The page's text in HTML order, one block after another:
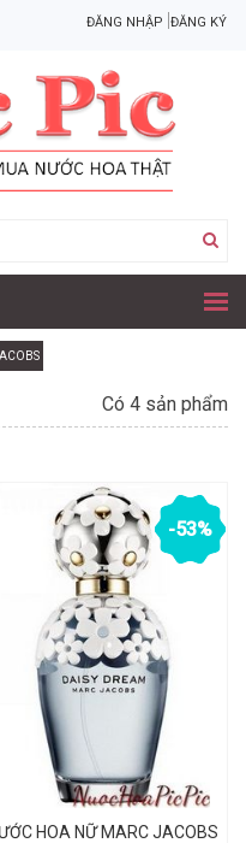
ĐĂNG NHẬP ĐĂNG KÝ
Có 4 sản phẩm
-53%
HOA NỮ MARC JACOBS